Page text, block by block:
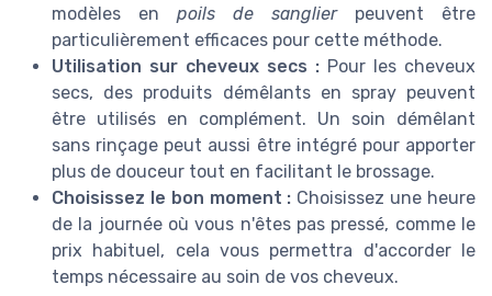
modèles en poils de sanglierpeuvent être
particulièrement efficaces pour cette méthode.
Utilisation sur cheveux secs : Pour les cheveux
secs, des produits démêlants en spray peuvent
être utilisés en complément. Un soin démêlant
sans rinçage peut aussi être intégré pour apporter
plus de douceur tout en facilitant le brossage.
Choisissez le bon moment : Choisissez une heure
de la journée où vous n'êtes pas pressé, comme le
prix habituel, cela vous permettra d'accorder le
temps nécessaire au soin de vos cheveux.